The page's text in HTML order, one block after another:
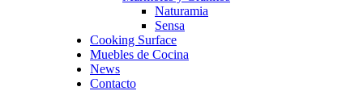
Naturamia
Sensa
Cooking Surface
Muebles de Cocina
News
Contacto